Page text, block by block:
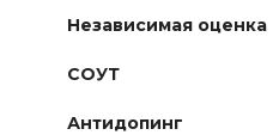
Независимая оценка
СОУТ
Антидопинг